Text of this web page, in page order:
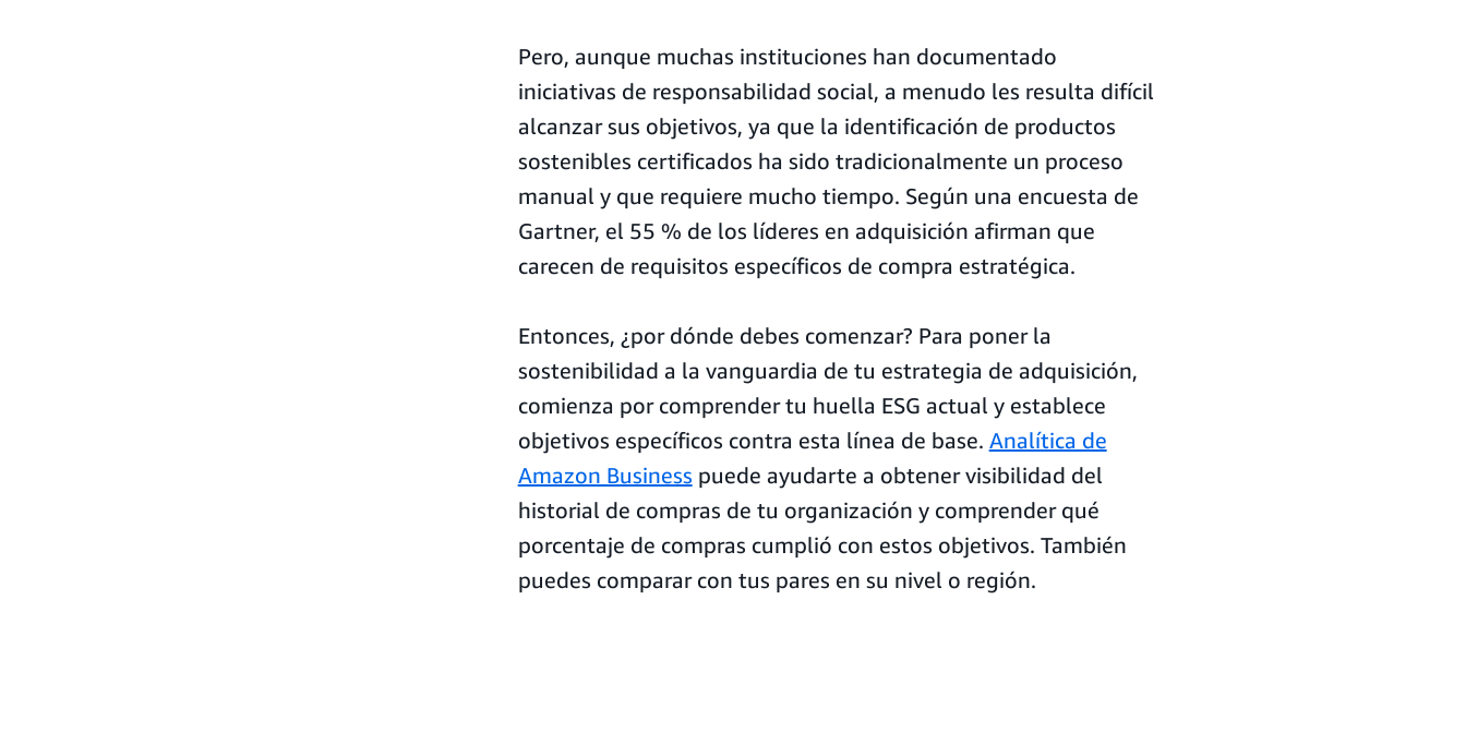
Pero, aunque muchas instituciones han documentado
iniciativas de responsabilidad social, a menudo les resulta difícil
alcanzar sus objetivos, ya que la identificación de productos
sostenibles certificados ha sido tradicionalmente un proceso
manual y que requiere mucho tiempo. Según una encuesta de
Gartner, el 55 % de los líderes en adquisición afirman que
carecen de requisitos específicos de compra estratégica.
Entonces, ¿por dónde debes comenzar? Para poner la
sostenibilidad a la vanguardia de tu estrategia de adquisición,
comienza por comprender tu huella ESG actual y establece
objetivos específicos contra esta línea de base. Analítica de
Amazon Business puede ayudarte a obtener visibilidad del
historial de compras de tu organización y comprender qué
porcentaje de compras cumplió con estos objetivos. También
puedes comparar con tus pares en su nivel o región.